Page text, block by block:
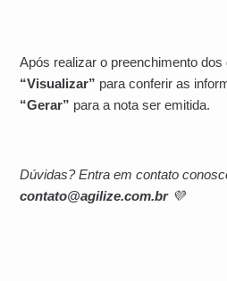
Após realizar o preenchimento dos
“Visualizar” para conferir as
“Gerar” para a nota ser emitida.
Dúvidas? Entra em contato
contato@agilize.com.br💜